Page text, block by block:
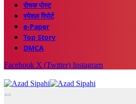
रोचक पोस्ट
स्पेशल रिपोर्ट
e-Paper
Top Story
DMCA
Facebook X (Twitter) Instagram